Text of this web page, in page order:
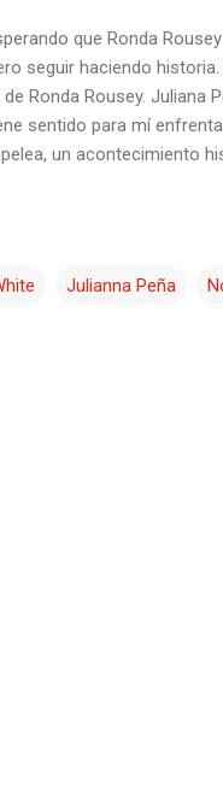
que Ronda
seguir haciendo
Ronda Rousey. Juliana
sentido para mí
un acontecimiento
Julianna Peña